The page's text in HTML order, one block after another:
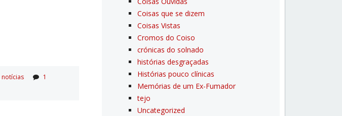
notí­cias
1
Coisas que se dizem
Coisas Vistas
Cromos do Coiso
crónicas do solnado
histórias desgraçadas
Histórias pouco clí­nicas
Memórias de um Ex-Fumador
tejo
Uncategorized